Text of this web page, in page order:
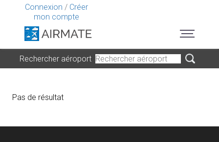
Connexion / Créer
mon compte
Rechercher aéroport
Pas de résultat